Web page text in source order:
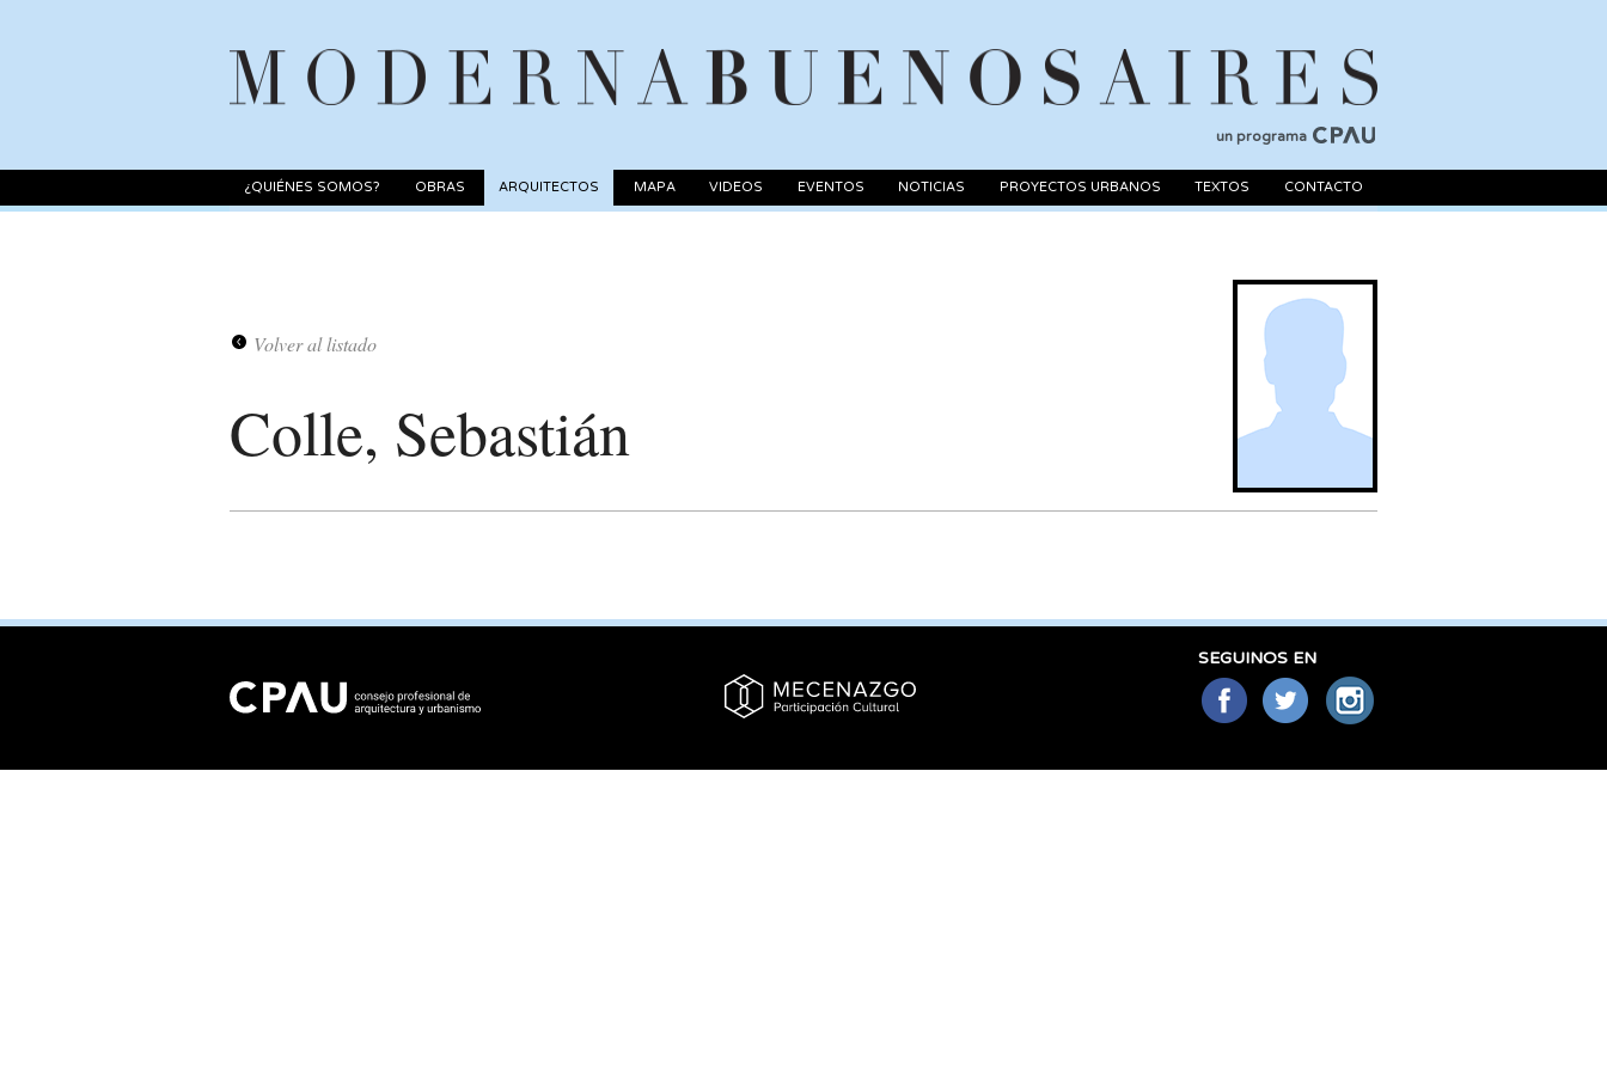
un programa
¿QUIÉNES SOMOS? OBRAS ARQUITECTOS MAPA VIDEOS EVENTOS NOTICIAS PROYECTOS URBANOS TEXTOS CONTACTO
Volver al listado
Colle, Sebastián
SEGUINOS EN